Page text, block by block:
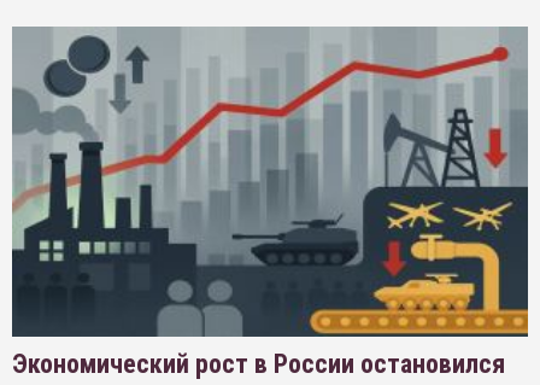
Экономический рост в России остановился